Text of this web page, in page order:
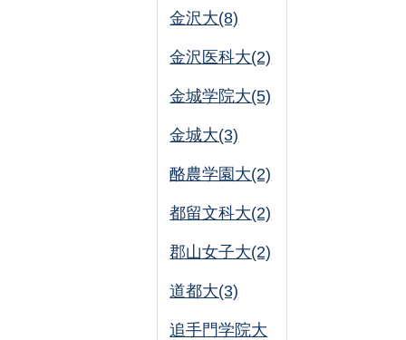
金沢大(8)
金沢医科大(2)
金城学院大(5)
金城大(3)
酪農学園大(2)
都留文科大(2)
郡山女子大(2)
道都大(3)
追手門学院大